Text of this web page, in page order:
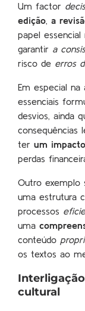
Um factor
edição ,a
papel
garantir a
risco de erros
Em especial
essenciais
desvios, ainda
consequências
terum
perdas
Outro exemplo
uma estrutura
processos
uma
conteúdo
os textos ao
cultural